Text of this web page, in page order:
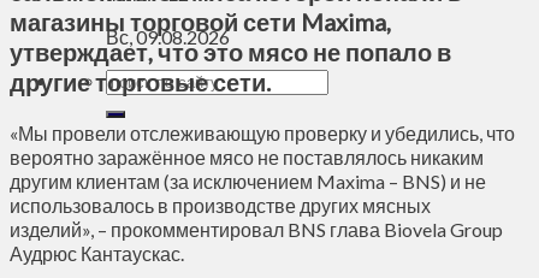
Вс, 09.08.2026
магазины торговой сети Maxima,
утверждает, что это мясо не попало в
другие торговые сети.
«Мы провели отслеживающую проверку и убедились, что
вероятно заражённое мясо не поставлялось никаким
другим клиентам (за исключением Maxima – BNS) и не
использовалось в производстве других мясных
изделий», – прокомментировал BNS глава Biovela Group
Аудрюс Кантаускас.